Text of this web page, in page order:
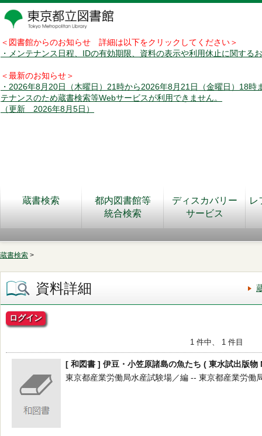
＜図書館からのお知らせ 詳細は以下をクリックしてください＞
・メンテナンス日程、IDの有効期限、資料の表示や利用休止に関する
＜最新のお知らせ＞
・2026年8月20日（木曜日）21時から2026年8月21日（金曜日）18時
テナンスのため蔵書検索等Webサービスが利用できません。
（更新 2026年8月5日）
蔵書検索
都内図書館等
統合検索
ディスカバリー
サービス
レ
蔵書検索 >
資料詳細
ログイン
1 件中、 1 件目
[ 和図書 ] 伊豆・小笠原諸島の魚たち ( 東水試出版物
東京都産業労働局水産試験場／編 -- 東京都産業労働